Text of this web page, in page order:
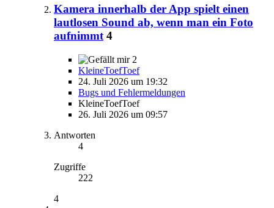
Kamera innerhalb der App spielt einen
lautlosen Sound ab, wenn man ein Foto
aufnimmt 4
2
KleineToefToef
24. Juli 2026 um 19:32
Bugs und Fehlermeldungen
KleineToefToef
26. Juli 2026 um 09:57
Antworten
4
Zugriffe
222
4